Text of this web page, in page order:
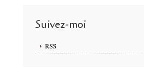
Suivez-moi
RSS